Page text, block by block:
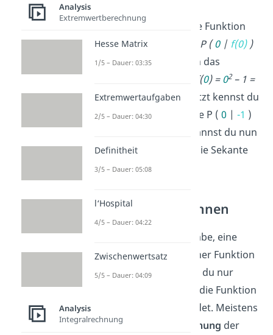
Zum Beispiel hast du die Funktion
f(x) = x 2und die Punkte P (0| f(0))
und Q (2|f(2)
. Durch das
f(0)=02– 1 =
-1undf(2) =22-1 =3
. Jetzt kennst du
die vollständigen Punkte P (0 |-1 )
). Damit kannst du nun
wie oben beschrieben die Sekante
berechnen.
Sekanten einzeichnen
Bekommst du die Aufgabe, eine
beliebigeSekante
zu einer Funktion
feinzuzeichnen
, musst du nur
darauf achten, dass sie die Funktion
in zwei Punkten schneidet. Meistens
hast du aber eine
Gleichung der
Analysis
Extremwertberechnung
Hesse Matrix
1/5 – Dauer: 03:35
Extremwertaufgaben
2/5 – Dauer: 04:30
Definitheit
3/5 – Dauer: 05:08
l‘Hospital
4/5 – Dauer: 04:22
Zwischenwertsatz
5/5 – Dauer: 04:09
Analysis
Integralrechnung